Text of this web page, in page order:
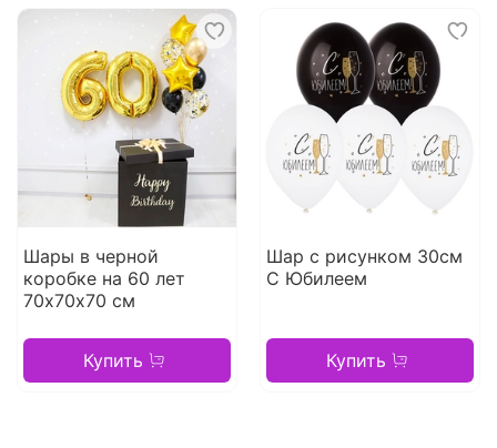
Шары в черной
коробке на 60 лет
70х70х70 см
Купить
Шар с рисунком 30см
С Юбилеем
Купить